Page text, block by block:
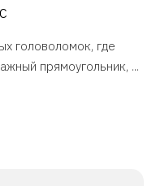
головоломок, где
прямоугольник, ...